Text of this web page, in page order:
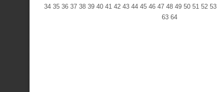
34 35 36 37 38 39 40 41 42 43 44 45 46 47 48 49 50 51 52 53
63 64